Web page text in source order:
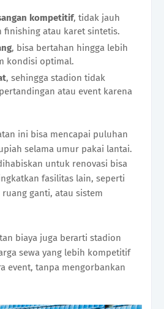
kompetitif, tidak jauh
finishing atau karet sintetis.
, bisa bertahan hingga lebih
kondisi optimal.
, sehingga stadion tidak
atau event karena
ini bisa mencapai puluhan
selama umur pakai lantai.
untuk renovasi bisa
fasilitas lain, seperti
ganti, atau sistem
biaya juga berarti stadion
sewa yang lebih kompetitif
event, tanpa mengorbankan